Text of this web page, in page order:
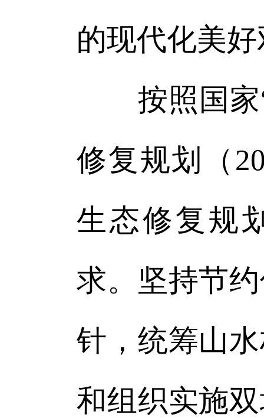
的现代化美
按照国家“
修复规划（
生态修复规
求。坚持节
针，统筹山
和组织实施